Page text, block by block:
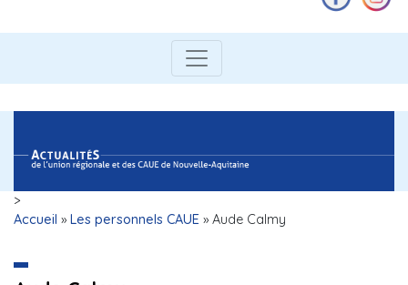
>
Accueil » Les personnels CAUE » Aude Calmy